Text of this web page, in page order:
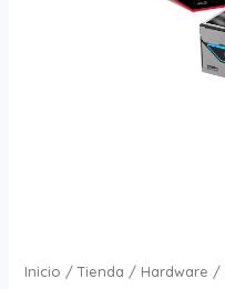
Inicio /Tienda / Hardware /